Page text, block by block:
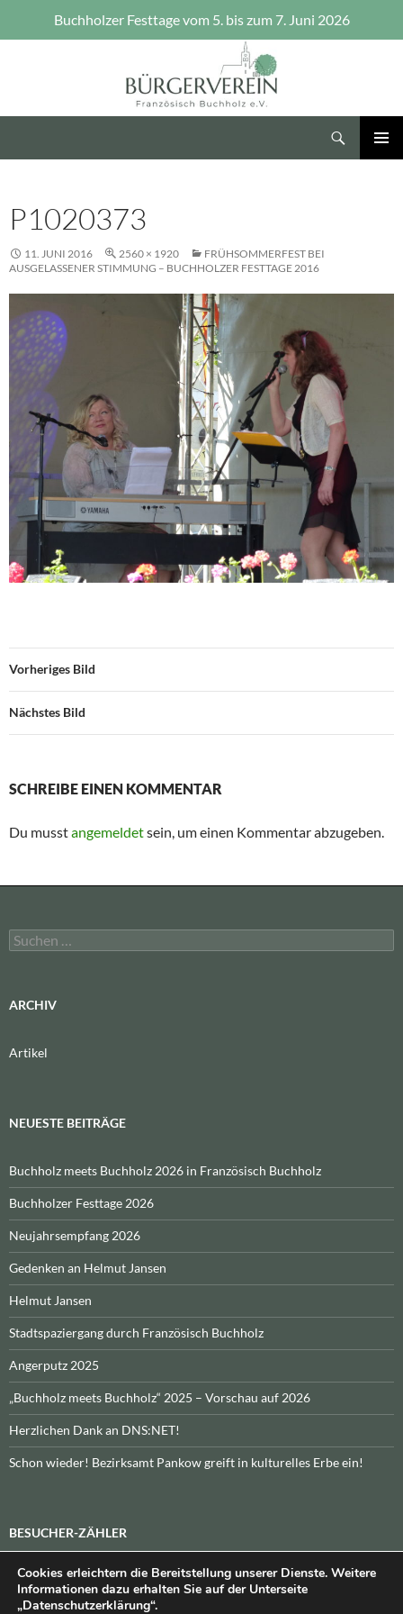
Buchholzer Festtage vom 5. bis zum 7. Juni 2026
P1020373
11. JUNI 2016 2560 × 1920
FRÜHSOMMERFEST BEI
AUSGELASSENER STIMMUNG – BUCHHOLZER FESTTAGE 2016
Vorheriges Bild
Nächstes Bild
SCHREIBE EINEN KOMMENTAR
Du musstangemeldetsein, um einen Kommentar abzugeben.
Suchen
nach:
ARCHIV
Artikel
NEUESTE BEITRÄGE
Buchholz meets Buchholz 2026 in Französisch Buchholz
Buchholzer Festtage 2026
Neujahrsempfang 2026
Gedenken an Helmut Jansen
Helmut Jansen
Stadtspaziergang durch Französisch Buchholz
Angerputz 2025
„Buchholz meets Buchholz“ 2025 – Vorschau auf 2026
Herzlichen Dank an DNS:NET!
Schon wieder! Bezirksamt Pankow greift in kulturelles Erbe ein!
BESUCHER-ZÄHLER
Heute:_\n\nInsgesamt:_
Cookies erleichtern die Bereitstellung unserer Dienste. Weitere
Informationen dazu erhalten Sie auf der Unterseite
„Datenschutzerklärung“.